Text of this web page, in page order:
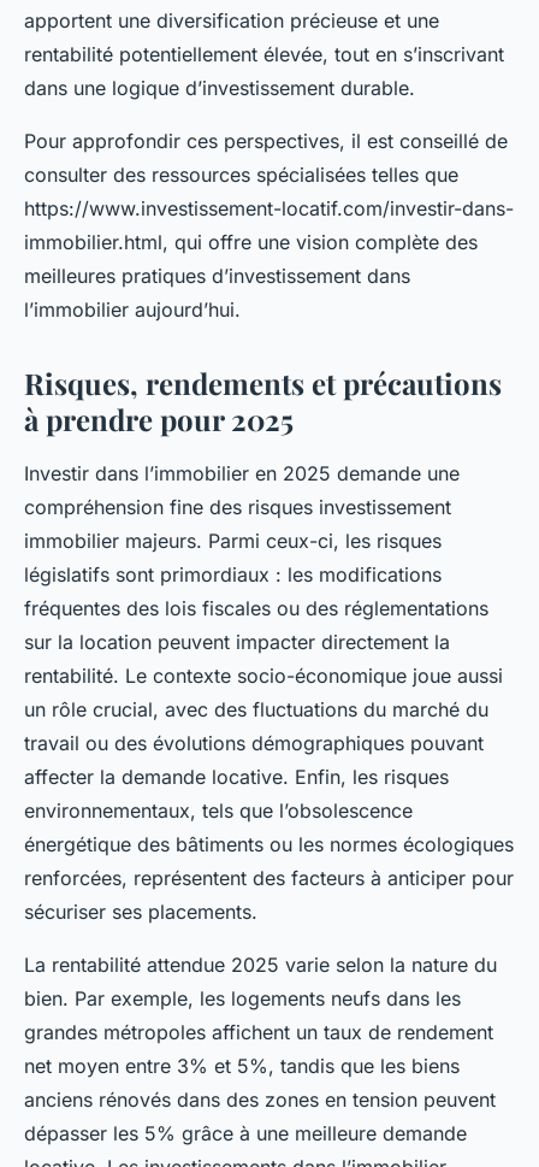
apportent une diversification précieuse et une
rentabilité potentiellement élevée, tout en s’inscrivant
dans une logique d’investissement durable.
Pour approfondir ces perspectives, il est conseillé de
consulter des ressources spécialisées telles que
https://www.investissement-locatif.com/investir-dans-
immobilier.html, qui offre une vision complète des
meilleures pratiques d’investissement dans
l’immobilier aujourd’hui.
Risques, rendements et précautions
à prendre pour 2025
Investir dans l’immobilier en 2025 demande une
compréhension fine des risques investissement
immobilier majeurs. Parmi ceux-ci, les risques
législatifs sont primordiaux : les modifications
fréquentes des lois fiscales ou des réglementations
sur la location peuvent impacter directement la
rentabilité. Le contexte socio-économique joue aussi
un rôle crucial, avec des fluctuations du marché du
travail ou des évolutions démographiques pouvant
affecter la demande locative. Enfin, les risques
environnementaux, tels que l’obsolescence
énergétique des bâtiments ou les normes écologiques
renforcées, représentent des facteurs à anticiper pour
sécuriser ses placements.
La rentabilité attendue 2025 varie selon la nature du
bien. Par exemple, les logements neufs dans les
grandes métropoles affichent un taux de rendement
net moyen entre 3% et 5%, tandis que les biens
anciens rénovés dans des zones en tension peuvent
dépasser les 5% grâce à une meilleure demande